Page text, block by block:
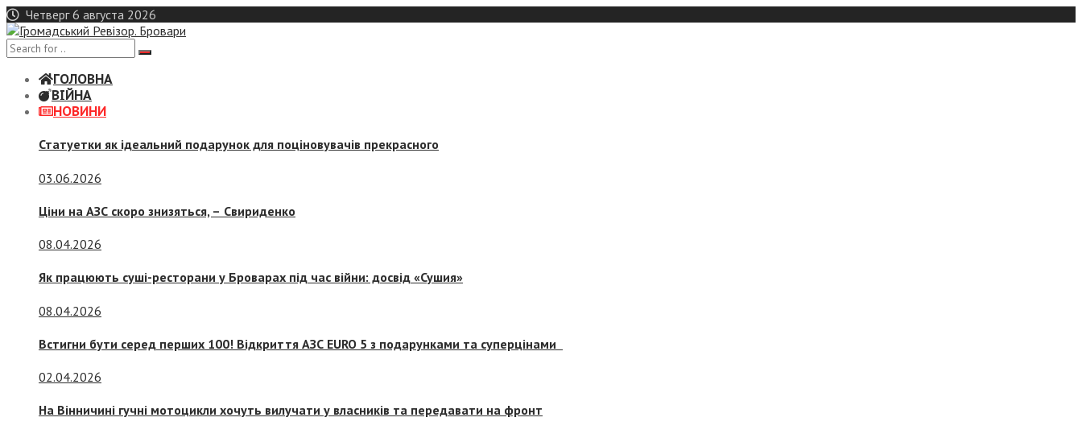
Skip
to
content
Четверг 6 августа 2026
ГОЛОВНА
ВІЙНА
НОВИНИ
Статуетки як ідеальний подарунок для поціновувачів прекрасного
03.06.2026
Ціни на АЗС скоро знизяться, – Свириденко
08.04.2026
Як працюють суші-ресторани у Броварах під час війни: досвід «Сушия»
08.04.2026
Встигни бути серед перших 100! Відкриття АЗС EURO 5 з подарунками та суперцінами
02.04.2026
На Вінничині гучні мотоцикли хочуть вилучати у власників та передавати на фронт